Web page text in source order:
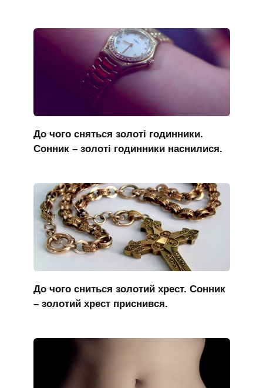
До чого сняться золоті годинники.
Сонник – золоті годинники наснилися.
До чого сниться золотий хрест. Сонник
– золотий хрест приснився.